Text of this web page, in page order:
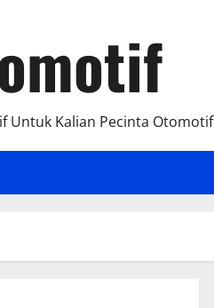
Untuk Kalian Pecinta Otomotif